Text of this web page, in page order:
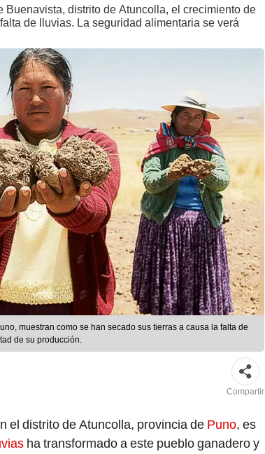
distrito de Atuncolla, el crecimiento de
de lluvias. La seguridad alimentaria se verá
muestran como se han secado sus tierras a causa la falta de
de su producción.
Compartir
el distrito de Atuncolla, provincia de Puno, es
ha transformado a este pueblo ganadero y